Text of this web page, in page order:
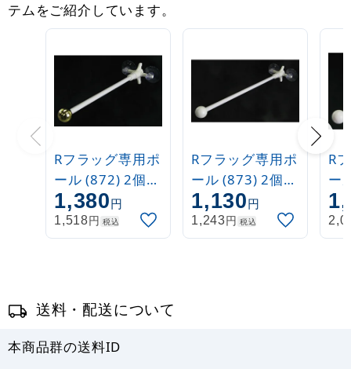
テムをご紹介しています。
Rフラッグ専用ポ
ール (872) 2個吸
盤式 丸パイプ
26cm金
1,380円
1,518円 税込
Rフラッグ専用ポ
ール (873) 2個吸
盤式 丸パイプ
26cm白
1,130円
1,243円 税込
R
ー
盤
送料・配送について
本商品群の送料ID